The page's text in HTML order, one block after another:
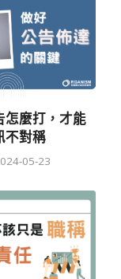
怎麼打，才能
不對稱
05-23